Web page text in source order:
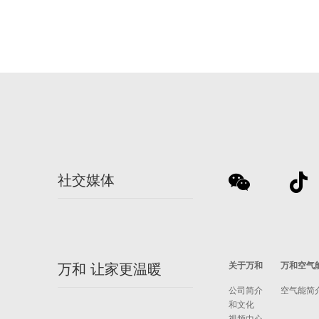
社交媒体
万和 让家更温暖 关于万和
公司简介
和文化
万和空气
空气能简